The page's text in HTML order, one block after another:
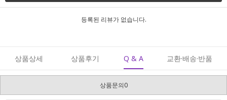
등록된 리뷰가 없습니다.
상품상세 상품후기 Q & A 교환·배송·반품
상품문의0